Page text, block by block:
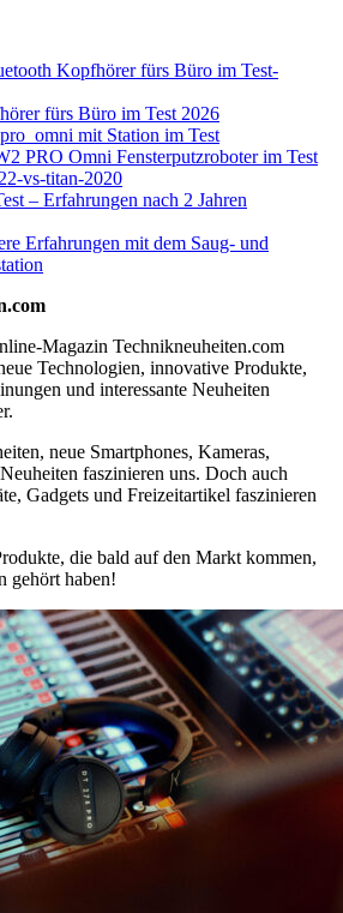
fürs Büro im Test 2026
PRO Omni Fensterputzroboter im Test
– Erfahrungen nach 2 Jahren
Erfahrungen mit dem Saug- und
Magazin Technikneuheiten.com
Technologien, innovative Produkte,
und interessante Neuheiten
neue Smartphones, Kameras,
faszinieren uns. Doch auch
Gadgets und Freizeitartikel faszinieren
die bald auf den Markt kommen,
gehört haben!